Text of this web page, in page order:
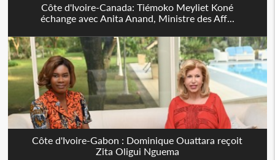
Côte d'Ivoire-Canada: Tiémoko Meyliet Koné
échange avec Anita Anand, Ministre des Aff...
Côte d'Ivoire-Gabon : Dominique Ouattara reçoit
Zita Oligui Nguema